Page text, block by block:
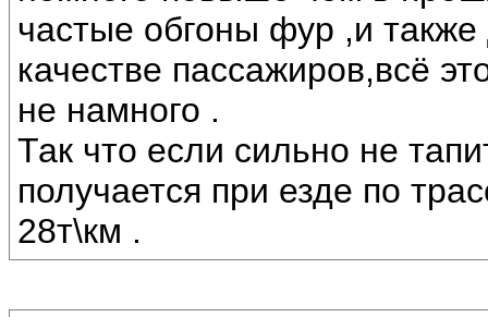
частые обгоны фур ,и
качестве пассажиров,всё
не намного .
Так что если сильно не
получается при езде по
28т\км .